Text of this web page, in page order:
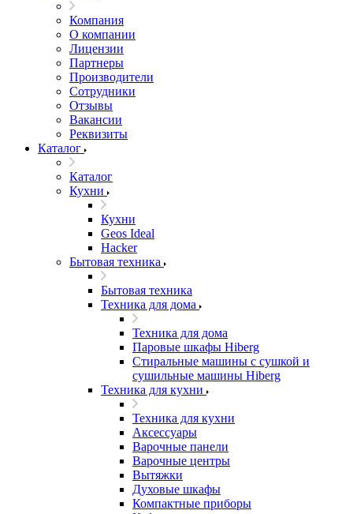
Компания
О компании
Лицензии
Партнеры
Производители
Сотрудники
Отзывы
Вакансии
Реквизиты
Каталог
Каталог
Кухни
Кухни
Geos Ideal
Hacker
Бытовая техника
Бытовая техника
Техника для дома
Техника для дома
Паровые шкафы Hiberg
Стиральные машины с сушкой и
сушильные машины Hiberg
Техника для кухни
Техника для кухни
Аксессуары
Варочные панели
Варочные центры
Вытяжки
Духовые шкафы
Компактные приборы